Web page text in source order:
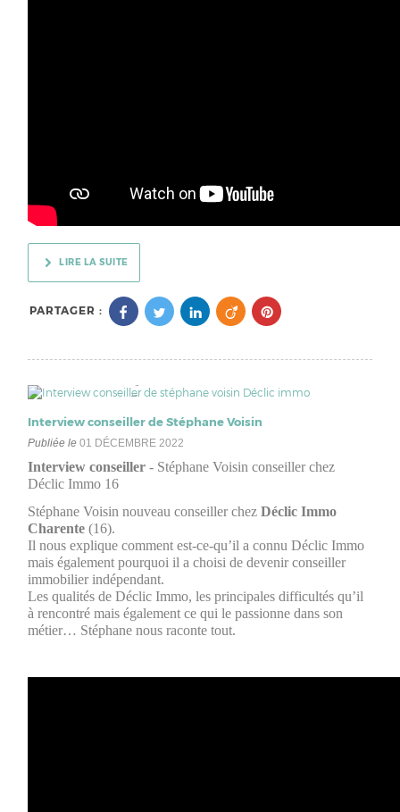
LIRE LA SUITE
PARTAGER :
Interview conseiller de Stéphane Voisin
Publiée le01 DÉCEMBRE 2022
Interview conseiller- Stéphane Voisin conseiller chez
Déclic Immo 16
Stéphane Voisin nouveau conseiller chez Déclic Immo
Charente (16).
Il nous explique comment est-ce-qu’il a connu Déclic Immo
mais également pourquoi il a choisi de devenir conseiller
immobilier indépendant.
Les qualités de Déclic Immo, les principales difficultés qu’il
à rencontré mais également ce qui le passionne dans son
métier… Stéphane nous raconte tout.